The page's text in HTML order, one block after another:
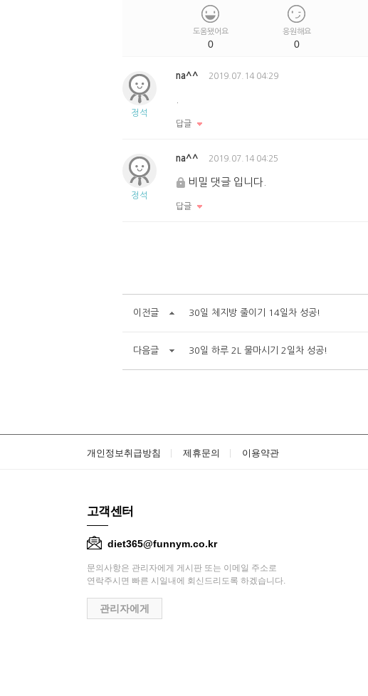
도움됐어요
0
응원해요
0
정석
na^^ 2019.07.14 04:29
답글
정석
na^^ 2019.07.14 04:25
비밀 댓글 입니다.
답글
이전글 30일 체지방 줄이기 14일차 성공!
다음글 30일 하루 2L 물마시기 2일차 성공!
개인정보취급방침 제휴문의 이용약관
고객센터
diet365@funnym.co.kr
문의사항은 관리자에게 게시판 또는 이메일 주소로
연락주시면 빠른 시일내에 회신드리도록 하겠습니다.
관리자에게